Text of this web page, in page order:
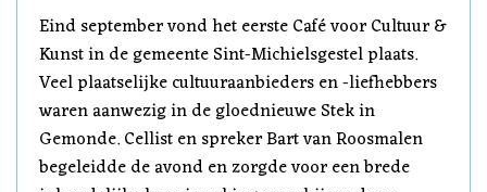
Eind september vond het eerste Café voor Cultuur &
Kunst in de gemeente Sint-Michielsgestel plaats.
Veel plaatselijke cultuuraanbieders en -liefhebbers
waren aanwezig in de gloednieuwe Stek in
Gemonde. Cellist en spreker Bart van Roosmalen
begeleidde de avond en zorgde voor een brede